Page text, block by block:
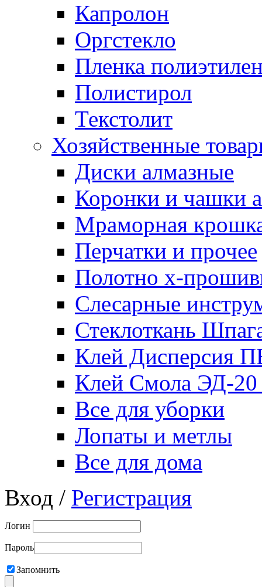
Капролон
Оргстекло
Пленка
Полистирол
Текстолит
Хозяйственные
Диски алмазные
Коронки и чашки
Мраморная
Перчатки и прочее
Полотно х-
Слесарные
Стеклоткань
Клей Дисперсия
Клей Смола ЭД-20
Все для уборки
Лопаты и метлы
Все для дома
Вход / Регистрация
Логин
Пароль
Запомнить